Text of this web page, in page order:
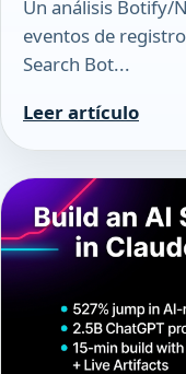
Un análisis Botify/
eventos de
Search Bot...
Leer artículo